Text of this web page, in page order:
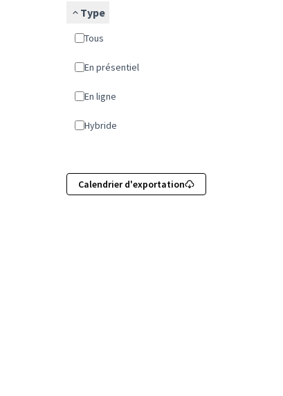
Type
Tous
En présentiel
En ligne
Hybride
Calendrier d'exportation